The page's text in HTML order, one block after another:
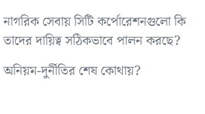
নাগরিক সেবায় সিটি কর্পোরেশনগুলো কি
তাদের দায়িত্ব সঠিকভাবে পালন করছে?
অনিয়ম-দুর্নীতির শেষ কোথায়?